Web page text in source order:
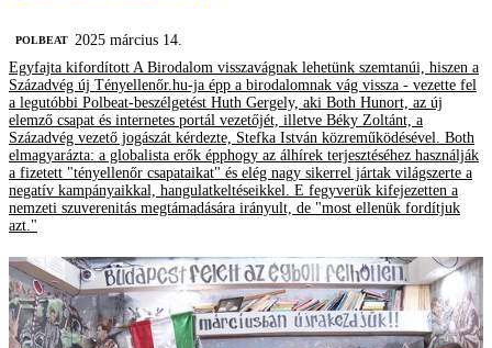
‎POLBEAT
2025 március 14.
Egyfajta kifordított A Birodalom visszavágnak lehetünk szemtanúi, hiszen a
Századvég új Tényellenőr.hu-ja épp a birodalomnak vág vissza - vezette fel
a legutóbbi Polbeat-beszélgetést Huth Gergely, aki Both Hunort, az új
elemző csapat és internetes portál vezetőjét, illetve Béky Zoltánt, a
Századvég vezető jogászát kérdezte, Stefka István közreműködésével. Both
elmagyarázta: a globalista erők épphogy az álhírek terjesztéséhez használják
a fizetett "tényellenőr csapataikat" és elég nagy sikerrel jártak világszerte a
negatív kampányaikkal, hangulatkeltéseikkel. E fegyverük kifejezetten a
nemzeti szuverenitás megtámadására irányult, de "most ellenük fordítjuk
azt."